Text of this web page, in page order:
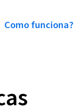
Como funciona?